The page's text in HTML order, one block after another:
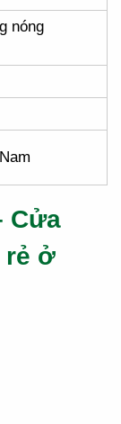
nóng
Cửa
rẻ ở